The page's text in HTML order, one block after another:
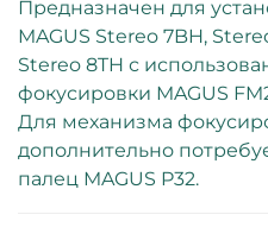
Предназначен для
MAGUS Stereo 7BH,
Stereo 8TH с
фокусировки MAGUS
Для механизма
дополнительно
палец MAGUS P32.